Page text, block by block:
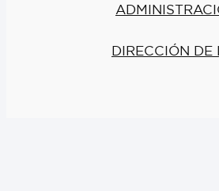
DIRECCIÓN